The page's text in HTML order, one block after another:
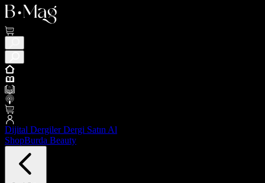
Dijital DergilerDergi Satın Al
ShopBurda Beauty